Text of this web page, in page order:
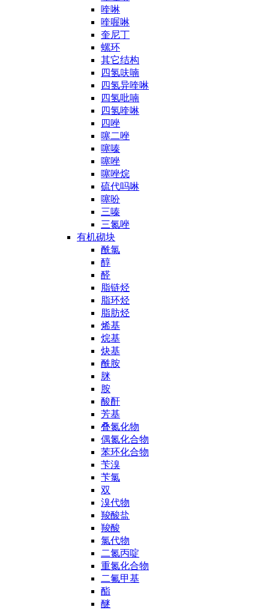
喹啉
喹喔啉
奎尼丁
螺环
其它结构
四氢呋喃
四氢异喹啉
四氢吡喃
四氢喹啉
四唑
噻二唑
噻嗪
噻唑
噻唑烷
硫代吗啉
噻吩
三嗪
三氮唑
有机砌块
酰氯
醇
醛
脂链烃
脂环烃
脂肪烃
烯基
烷基
炔基
酰胺
脒
胺
酸酐
芳基
叠氮化物
偶氮化合物
苯环化合物
苄溴
苄氯
双
溴代物
羧酸盐
羧酸
氯代物
二氮丙啶
重氮化合物
二氟甲基
酯
醚